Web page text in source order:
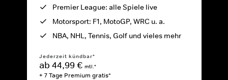
Premier League: alle Spiele live
Motorsport: F1, MotoGP, WRC u. a.
NBA, NHL, Tennis, Golf und vieles mehr
Jederzeit kündbar*
ab 44,99 € mtl.*
+ 7 Tage Premium gratis*